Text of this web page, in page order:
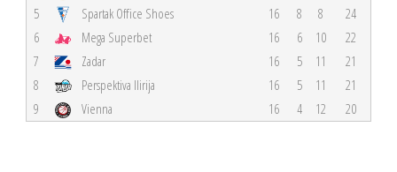
5
Spartak Office Shoes 16 8 8
24
6
Mega Superbet 16 6 10
22
7
Zadar 16 5 11
21
8
Perspektiva Ilirija 16 5 11
21
9
Vienna 16 4 12 20